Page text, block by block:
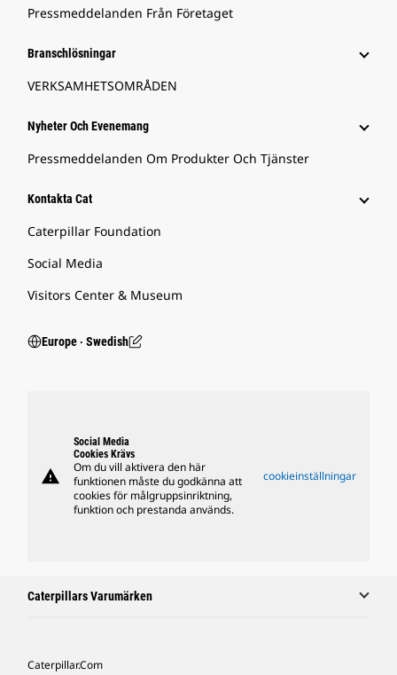
Pressmeddelanden Från Företaget
Branschlösningar
VERKSAMHETSOMRÅDEN
Nyheter Och Evenemang
Pressmeddelanden Om Produkter Och Tjänster
Kontakta Cat
Caterpillar Foundation
Social Media
Visitors Center & Museum
Europe ‧ Swedish
warning
Social Media
Cookies Krävs
Om du vill aktivera den här
funktionen måste du godkänna att
cookies för målgruppsinriktning,
funktion och prestanda används.
cookieinställningar
Caterpillars Varumärken
Caterpillar.com